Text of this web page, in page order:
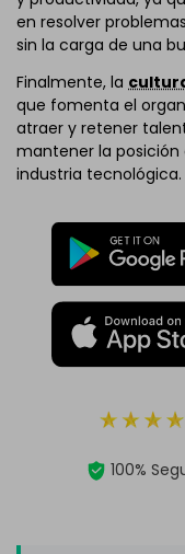
en resolver
sin la carga de una
Finalmente, la
que fomenta el
atraer y retener
mantener la posición
industria tecnológica.
100%